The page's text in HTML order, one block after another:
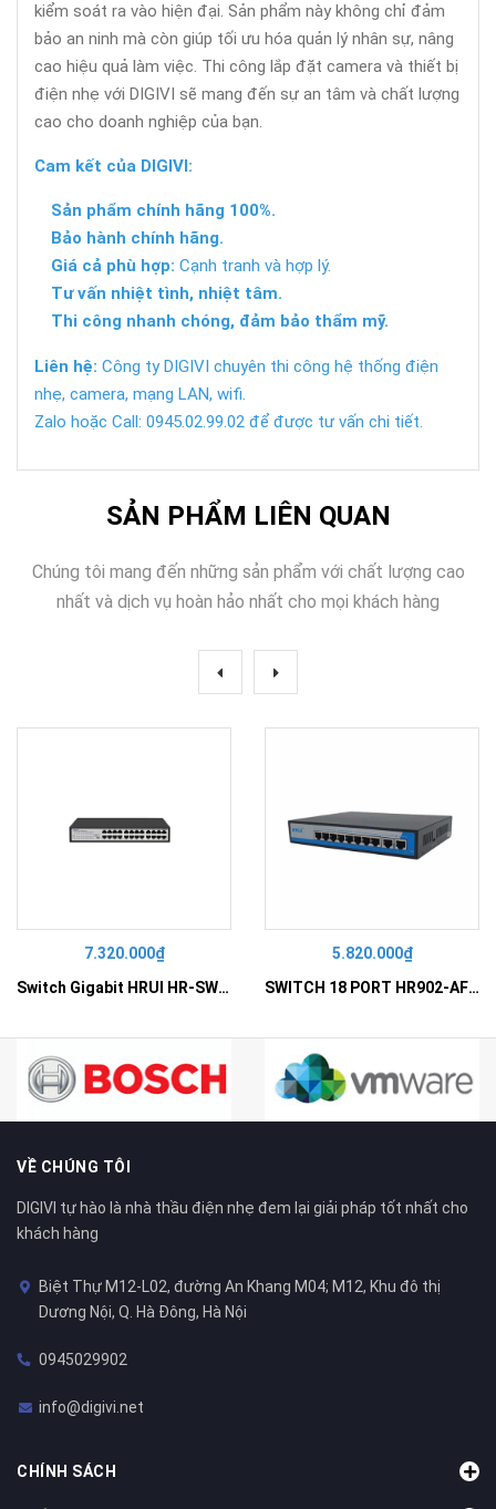
kiểm soát ra vào hiện đại. Sản phẩm này không chỉ đảm
bảo an ninh mà còn giúp tối ưu hóa quản lý nhân sự, nâng
cao hiệu quả làm việc. Thi công lắp đặt camera và thiết bị
điện nhẹ với DIGIVI sẽ mang đến sự an tâm và chất lượng
cao cho doanh nghiệp của bạn.
Cam kết của DIGIVI:
Sản phẩm chính hãng 100%.
Bảo hành chính hãng.
Giá cả phù hợp: Cạnh tranh và hợp lý.
Tư vấn nhiệt tình, nhiệt tâm.
Thi công nhanh chóng, đảm bảo thẩm mỹ.
Liên hệ: Công ty DIGIVI chuyên thi công hệ thống điện
nhẹ, camera, mạng LAN, wifi.
Zalo hoặc Call: 0945.02.99.02 để được tư vấn chi tiết.
SẢN PHẨM LIÊN QUAN
Chúng tôi mang đến những sản phẩm với chất lượng cao
nhất và dịch vụ hoàn hảo nhất cho mọi khách hàng
7.320.000₫
Switch Gigabit HRUI HR-SWG10240D
5.820.000₫
SWITCH 18 PORT HR902-AF162G-300 – Switch PoE 16 Cổng
VỀ CHÚNG TÔI
DIGIVI tự hào là nhà thầu điện nhẹ đem lại giải pháp tốt nhất cho
khách hàng
Biệt Thự M12-L02, đường An Khang M04; M12, Khu đô thị
Dương Nội, Q. Hà Đông, Hà Nội
0945029902
info@digivi.net
CHÍNH SÁCH